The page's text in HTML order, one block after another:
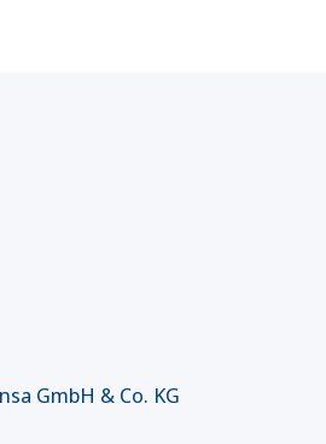
GmbH & Co. KG